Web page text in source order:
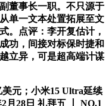
董事长一职。不只源于
单一文本处置拓展至文
。点评：李开复估计，
功，间接对标保时捷和
立异，可是超高端计谋
元；小米15 Ultra延续
月28日 礼拜五 丨 NO.1